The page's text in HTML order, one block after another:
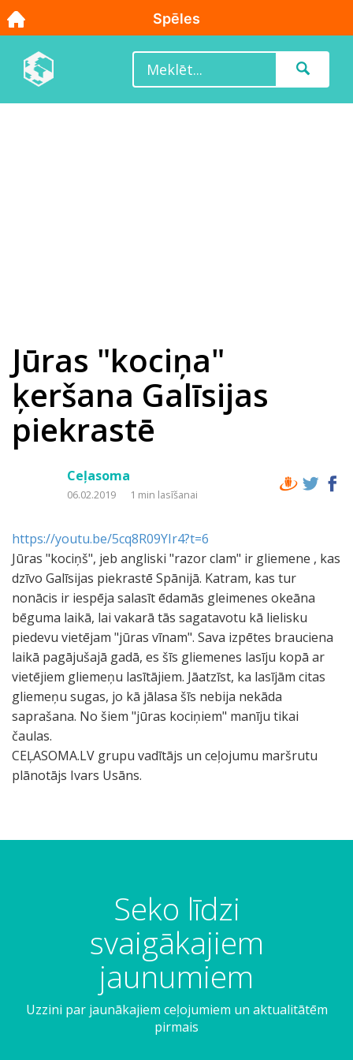
Jūras "kociņa"
ķeršana Galīsijas
piekrastē
Ceļasoma
06.02.2019 1 min lasīšanai
https://youtu.be/5cq8R09YIr4?t=6
Jūras "kociņš", jeb angliski "razor clam" ir gliemene , kas
dzīvo Galīsijas piekrastē Spānijā. Katram, kas tur
nonācis ir iespēja salasīt ēdamās gleimenes okeāna
bēguma laikā, lai vakarā tās sagatavotu kā lielisku
piedevu vietējam "jūras vīnam". Sava izpētes brauciena
laikā pagājušajā gadā, es šīs gliemenes lasīju kopā ar
vietējiem gliemeņu lasītājiem. Jāatzīst, ka lasījām citas
gliemeņu sugas, jo kā jālasa šīs nebija nekāda
saprašana. No šiem "jūras kociņiem" manīju tikai
čaulas.
CEĻASOMA.LV grupu vadītājs un ceļojumu maršrutu
plānotājs Ivars Usāns.
Seko līdzi
svaigākajiem
jaunumiem
Uzzini par jaunākajiem ceļojumiem un aktualitātēm
pirmais